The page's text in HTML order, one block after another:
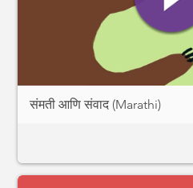
संमती आणि संवाद (Marathi)